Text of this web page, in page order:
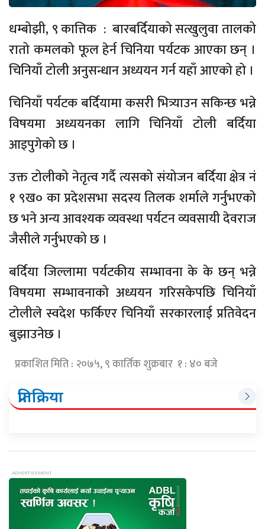
धम्बोझी, ९ कात्तिक : बारबर्दियाको सत्खुलुवा तालको
रातो कमलको फूल हेर्न चिनिया पर्यटक आएका छन् ।
चिनियाँ टोली अनुसन्धान अध्ययन गर्न यहाँ आएको हो ।
चिनियाँ पर्यटक बर्दियामा कसरी भित्र्याउन सकिन्छ भन्ने
विषयमा अध्ययनका लागि चिनियाँ टोली बर्दिया
आइपुगेको छ ।
उक्त टोलीको नेतृत्व गर्दै त्यसको संयोजन बर्दिया क्षेत्र नं
१ ९ख० का प्रदेशसभा सदस्य तिलक शर्माले गर्नुभएको
छ भने अन्य आवश्यक व्यवस्था पर्यटन व्यवसायी देवराज
जैसीले गर्नुभएको छ ।
बर्दिया जिल्लामा पर्यटकीय सम्भावना के के छन् भन्ने
विषयमा सम्भावनाको अध्ययन गरिसकेपछि चिनियाँ
टोलीले स्वदेश फर्किएर चिनियाँ सरकारलाई प्रतिवेदन
बुझाउनेछ ।
प्रकाशित मिति : २०७५, ९ कार्तिक शुक्रबार १ : ४० बजे
प्रतिक्रिया